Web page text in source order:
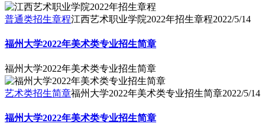
普通类招生章程江西艺术职业学院2022年招生章程2022/5/14
福州大学2022年美术类专业招生简章
福州大学2022年美术类专业招生简章
艺术类招生简章福州大学2022年美术类专业招生简章2022/5/14
福州大学2022年美术类专业招生简章